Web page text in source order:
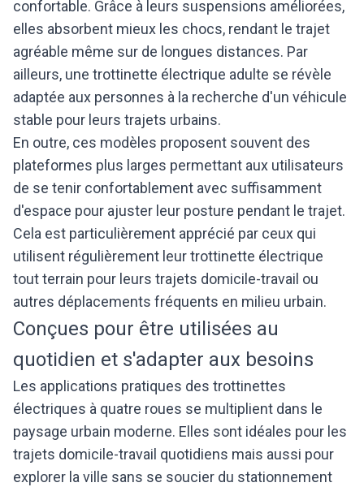
confortable. Grâce à leurs suspensions améliorées,
elles absorbent mieux les chocs, rendant le trajet
agréable même sur de longues distances. Par
ailleurs, une trottinette électrique adulte se révèle
adaptée aux personnes à la recherche d'un véhicule
stable pour leurs trajets urbains.
En outre, ces modèles proposent souvent des
plateformes plus larges permettant aux utilisateurs
de se tenir confortablement avec suffisamment
d'espace pour ajuster leur posture pendant le trajet.
Cela est particulièrement apprécié par ceux qui
utilisent régulièrement leur trottinette électrique
tout terrain pour leurs trajets domicile-travail ou
autres déplacements fréquents en milieu urbain.
Conçues pour être utilisées au
quotidien et s'adapter aux besoins
Les applications pratiques des trottinettes
électriques à quatre roues se multiplient dans le
paysage urbain moderne. Elles sont idéales pour les
trajets domicile-travail quotidiens mais aussi pour
explorer la ville sans se soucier du stationnement